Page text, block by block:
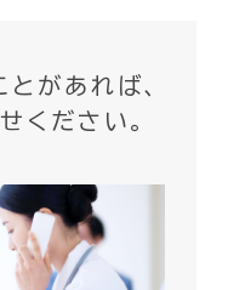
があれば、
ください。